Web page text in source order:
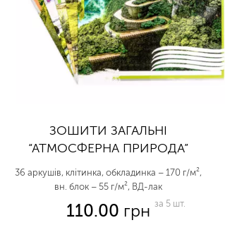
ЗОШИТИ ЗАГАЛЬНІ
“АТМОСФЕРНА ПРИРОДА”
36 аркушів, клітинка, обкладинка – 170 г/м²,
вн. блок – 55 г/м², ВД-лак
110.00 грн за 5 шт.